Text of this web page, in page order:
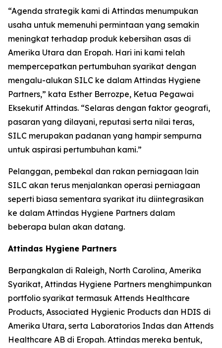
“Agenda strategik kami di Attindas menumpukan
usaha untuk memenuhi permintaan yang semakin
meningkat terhadap produk kebersihan asas di
Amerika Utara dan Eropah. Hari ini kami telah
mempercepatkan pertumbuhan syarikat dengan
mengalu-alukan SILC ke dalam Attindas Hygiene
Partners,” kata Esther Berrozpe, Ketua Pegawai
Eksekutif Attindas. “Selaras dengan faktor geografi,
pasaran yang dilayani, reputasi serta nilai teras,
SILC merupakan padanan yang hampir sempurna
untuk aspirasi pertumbuhan kami.”
Pelanggan, pembekal dan rakan perniagaan lain
SILC akan terus menjalankan operasi perniagaan
seperti biasa sementara syarikat itu diintegrasikan
ke dalam Attindas Hygiene Partners dalam
beberapa bulan akan datang.
Attindas Hygiene Partners
Berpangkalan di Raleigh, North Carolina, Amerika
Syarikat, Attindas Hygiene Partners menghimpunkan
portfolio syarikat termasuk Attends Healthcare
Products, Associated Hygienic Products dan HDIS di
Amerika Utara, serta Laboratorios Indas dan Attends
Healthcare AB di Eropah. Attindas mereka bentuk,